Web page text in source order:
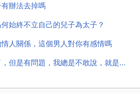
辦法去掉嗎
始終不立自己的兒子為太子？
人關係，這個男人對你有感情嗎
我學了十幾年的英語了，但是有問題，我總是不敢說，就是為什麼我懂得單詞 語法，但是就是不懂意思